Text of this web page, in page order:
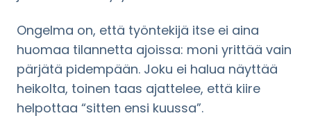
Ongelma on, että työntekijä itse ei aina
huomaa tilannetta ajoissa: moni yrittää vain
pärjätä pidempään. Joku ei halua näyttää
heikolta, toinen taas ajattelee, että kiire
helpottaa “sitten ensi kuussa”.